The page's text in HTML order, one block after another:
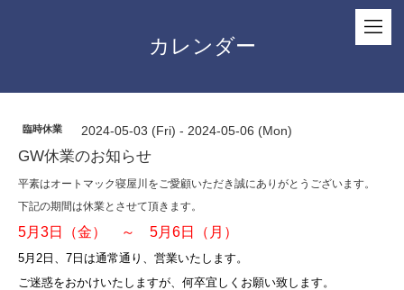
カレンダー
臨時休業 2024-05-03 (Fri) - 2024-05-06 (Mon)
GW休業のお知らせ
平素はオートマック寝屋川をご愛顧いただき誠にありがとうございます。
下記の期間は休業とさせて頂きます。
5月3日（金） ～ 5月6日（月）
5月2日、7日は通常通り、営業いたします。
ご迷惑をおかけいたしますが、何卒宜しくお願い致します。